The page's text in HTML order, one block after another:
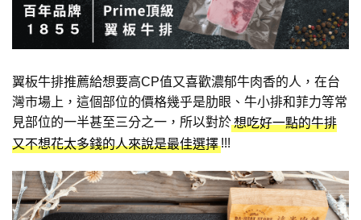
翼板牛排推薦給想要高CP值又喜歡濃郁牛肉香的人，在台
灣市場上，這個部位的價格幾乎是肋眼、牛小排和菲力等常
見部位的一半甚至三分之一，所以對於想吃好一點的牛排
又不想花太多錢的人來說是最佳選擇 !!!